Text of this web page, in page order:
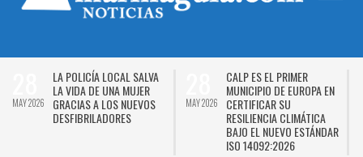
MAY 2026
LA POLICÍA LOCAL SALVA
LA VIDA DE UNA MUJER
GRACIAS A LOS NUEVOS
DESFIBRILADORES
MAY 2026
CALP ES EL PRIMER
MUNICIPIO DE EUROPA EN
CERTIFICAR SU
RESILIENCIA CLIMÁTICA
BAJO EL NUEVO ESTÁNDAR
ISO 14092:2026